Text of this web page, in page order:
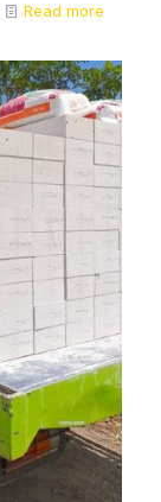
Read more